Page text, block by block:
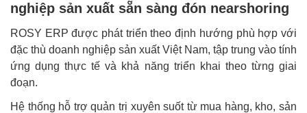
nghiệp sản xuất sẵn sàng đón nearshoring
ROSY ERP được phát triển theo định hướng phù hợp với
đặc thù doanh nghiệp sản xuất Việt Nam, tập trung vào tính
ứng dụng thực tế và khả năng triển khai theo từng giai
đoạn.
Hệ thống hỗ trợ quản trị xuyên suốt từ mua hàng, kho, sản